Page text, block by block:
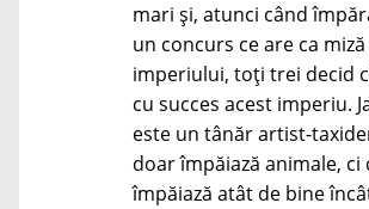
mari și, atunci când
un concurs ce are ca
imperiului, toți trei decid
cu succes acest imperiu.
este un tânăr artist-
doar împăiază animale, ci
împăiază atât de bine